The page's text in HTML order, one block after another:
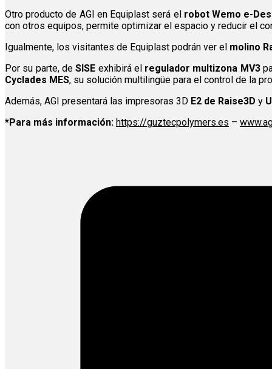
Otro producto de AGI en Equiplast será el robot Wemo e-
con otros equipos, permite optimizar el espacio y reducir el
Igualmente, los visitantes de Equiplast podrán ver el molino
Por su parte, deSISE exhibirá el regulador multizona MV3
Cyclades MES, su solución multilingüe para el control de la
Además, AGI presentará las impresoras 3D E2 de Raise3D y
*Para más información: https://guztecpolymers.es –